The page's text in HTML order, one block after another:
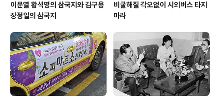
이문열 황석영의 삼국지와 김구용
장정일의 삼국지
비굴해질 각오없이 시외버스 타지
마라